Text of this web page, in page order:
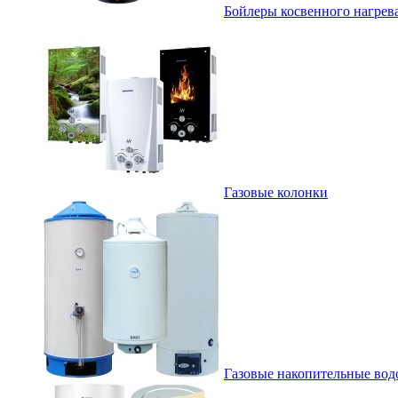
Бойлеры косвенного
Газовые колонки
Газовые накопительные